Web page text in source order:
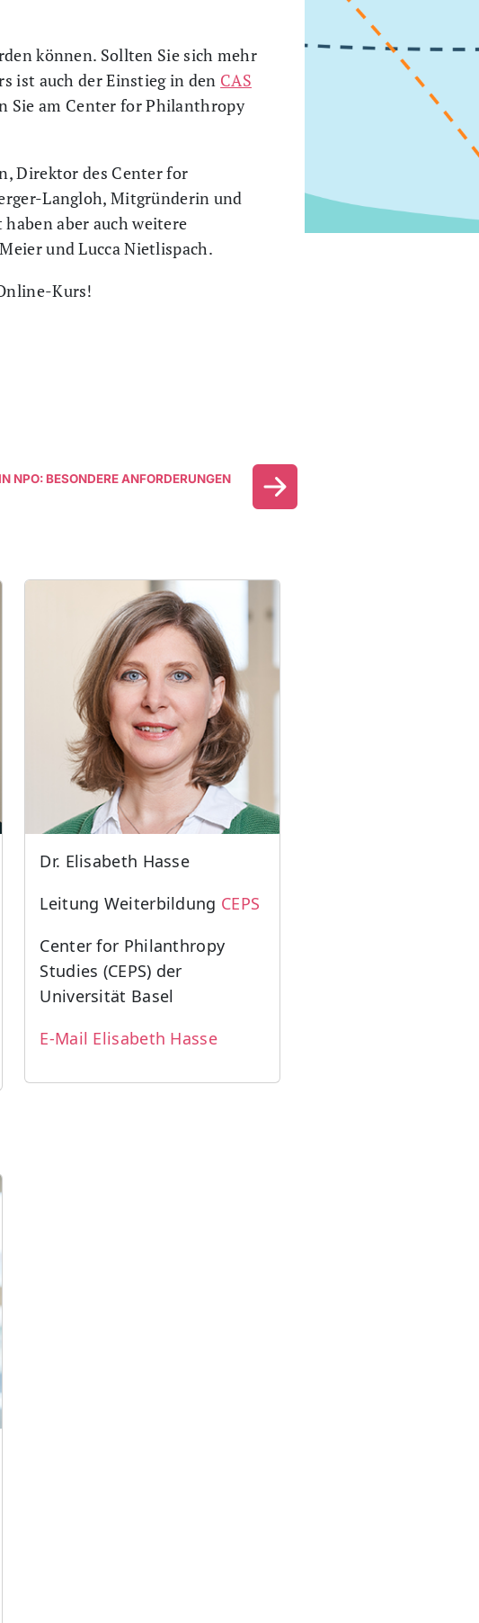
können. Sollten Sie sich mehr
ist auch der Einstieg in den CAS
Sie am Center for Philanthropy
Direktor des Center for
Langloh, Mitgründerin und
aber auch weitere
und Lucca Nietlispach.
Kurs!
NPO: BESONDERE ANFORDERUNGEN
Dr. Elisabeth Hasse
Leitung Weiterbildung CEPS
Center for Philanthropy
Studies (CEPS) der
Universität Basel
E-Mail Elisabeth Hasse